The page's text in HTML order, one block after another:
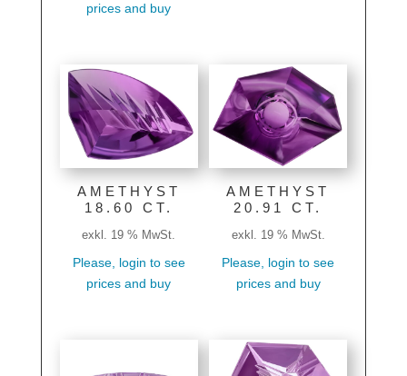
prices and buy
AMETHYST
18.60 CT.
exkl. 19 % MwSt.
Please, login to see
prices and buy
AMETHYST
20.91 CT.
exkl. 19 % MwSt.
Please, login to see
prices and buy